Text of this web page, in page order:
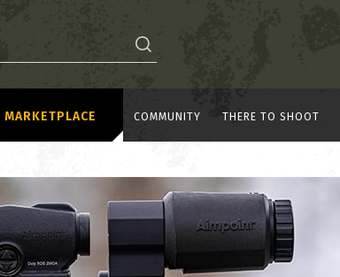
MARKETPLACE COMMUNITY THERE TO SHOOT